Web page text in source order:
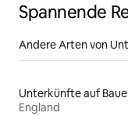
Spannende
Andere Arten von
Unterkünfte auf
England